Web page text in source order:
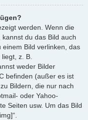
werden. Wenn die
du das Bild auch
Bild verlinken, das
z. B.
weder Bilder
befinden (außer es ist
Bildern, die nur nach
oder Yahoo-
Seiten usw. Um das Bild